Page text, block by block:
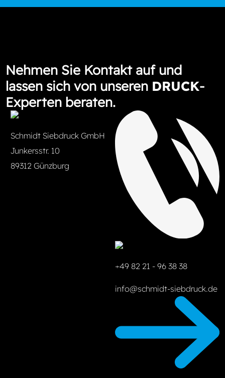
Nehmen Sie Kontakt auf und
lassen sich von unseren DRUCK-
Experten beraten.
Schmidt Siebdruck GmbH
Junkersstr. 10
89312 Günzburg
+49 82 21 - 96 38 38
info@schmidt-siebdruck.de